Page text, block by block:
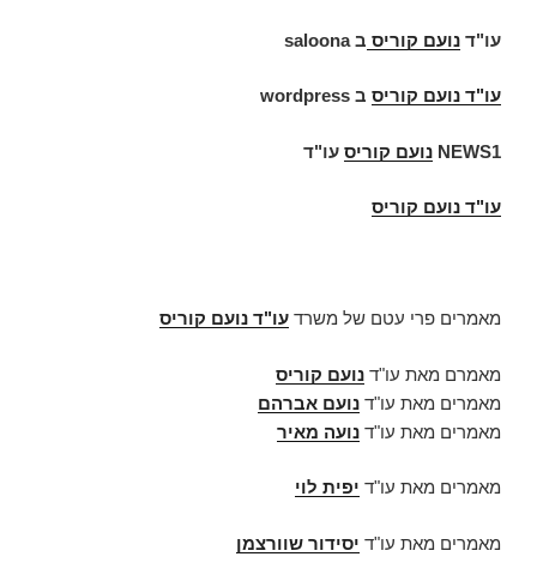
עו"ד נועם קוריס בsaloona
עו"ד נועם קוריס ב wordpress
NEWS1 נועם קוריס עו"ד
עו"ד נועם קוריס
מאמרים פרי עטם של משרד עו"ד נועם קוריס
מאמרם מאת עו"ד נועם קוריס
מאמרים מאת עו"ד נועם אברהם
מאמרים מאת עו"ד נועה מאיר
מאמרים מאת עו"ד יפית לוי
מאמרים מאת עו"ד יסידור שוורצמן